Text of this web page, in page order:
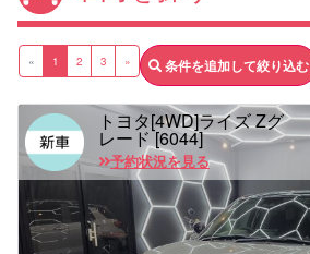
« 1 2 3 » 条件を追加して絞り込む
トヨタ[4WD]ライズ Zグ
レード [6044]
予約状況を見る